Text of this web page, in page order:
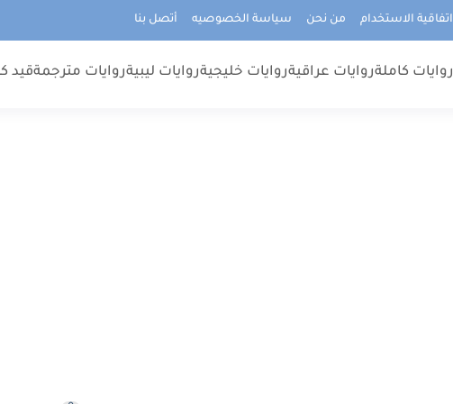
اتفاقية الاستخدام من نحن سياسة الخصوصيه أتصل بنا
روايات كاملةروايات عراقيةروايات خليجيةروايات ليبيةروايات مترجمةقيد